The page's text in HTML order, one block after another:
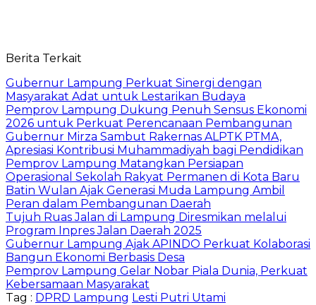
Berita Terkait
Gubernur Lampung Perkuat Sinergi dengan
Masyarakat Adat untuk Lestarikan Budaya
Pemprov Lampung Dukung Penuh Sensus Ekonomi
2026 untuk Perkuat Perencanaan Pembangunan
Gubernur Mirza Sambut Rakernas ALPTK PTMA,
Apresiasi Kontribusi Muhammadiyah bagi Pendidikan
Pemprov Lampung Matangkan Persiapan
Operasional Sekolah Rakyat Permanen di Kota Baru
Batin Wulan Ajak Generasi Muda Lampung Ambil
Peran dalam Pembangunan Daerah
Tujuh Ruas Jalan di Lampung Diresmikan melalui
Program Inpres Jalan Daerah 2025
Gubernur Lampung Ajak APINDO Perkuat Kolaborasi
Bangun Ekonomi Berbasis Desa
Pemprov Lampung Gelar Nobar Piala Dunia, Perkuat
Kebersamaan Masyarakat
Tag : DPRD Lampung Lesti Putri Utami